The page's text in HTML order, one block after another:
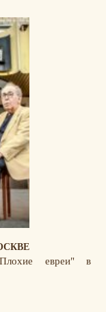
евреи" в